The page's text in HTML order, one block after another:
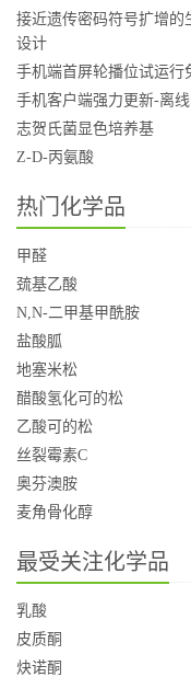
接近遗传密码符号扩增
设计
手机端首屏轮播位试运行
手机客户端强力更新-离
志贺氏菌显色培养基
Z-D-丙氨酸
热门化学品
甲醛
巯基乙酸
N,N-二甲基甲酰胺
盐酸胍
地塞米松
醋酸氢化可的松
乙酸可的松
丝裂霉素C
奥芬澳胺
麦角骨化醇
最受关注化学品
乳酸
皮质酮
炔诺酮